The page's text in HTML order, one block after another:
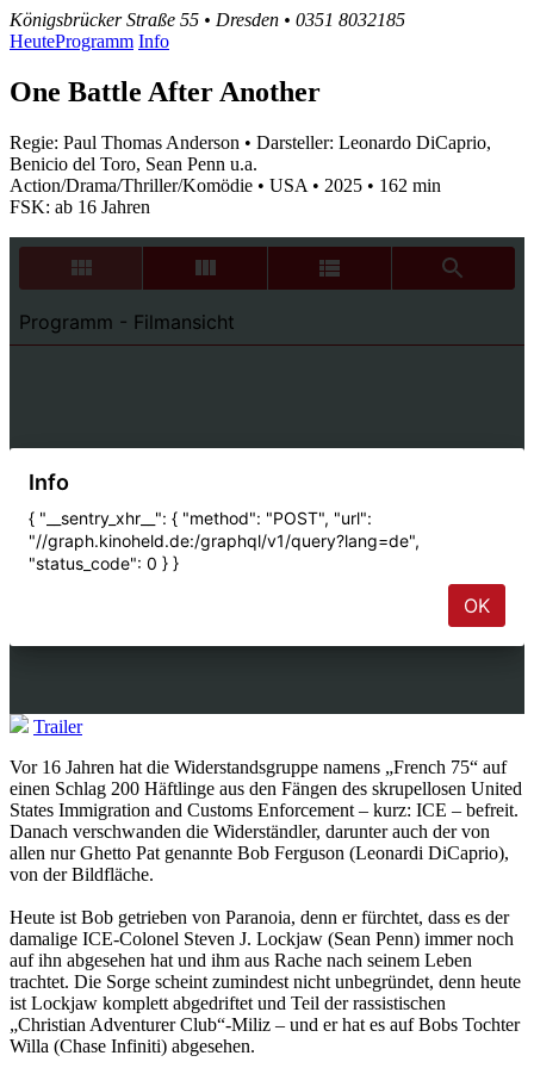
Königsbrücker Straße 55 • Dresden • 0351 8032185
HeuteProgramm Info
One Battle After Another
Regie: Paul Thomas Anderson • Darsteller: Leonardo DiCaprio,
Benicio del Toro, Sean Penn u.a.
Action/Drama/Thriller/Komödie • USA • 2025 • 162 min
FSK: ab 16 Jahren
Trailer
Vor 16 Jahren hat die Widerstandsgruppe namens „French 75“ auf
einen Schlag 200 Häftlinge aus den Fängen des skrupellosen United
States Immigration and Customs Enforcement – kurz: ICE – befreit.
Danach verschwanden die Widerständler, darunter auch der von
allen nur Ghetto Pat genannte Bob Ferguson (Leonardi DiCaprio),
von der Bildfläche.
Heute ist Bob getrieben von Paranoia, denn er fürchtet, dass es der
damalige ICE-Colonel Steven J. Lockjaw (Sean Penn) immer noch
auf ihn abgesehen hat und ihm aus Rache nach seinem Leben
trachtet. Die Sorge scheint zumindest nicht unbegründet, denn heute
ist Lockjaw komplett abgedriftet und Teil der rassistischen
„Christian Adventurer Club“-Miliz – und er hat es auf Bobs Tochter
Willa (Chase Infiniti) abgesehen.